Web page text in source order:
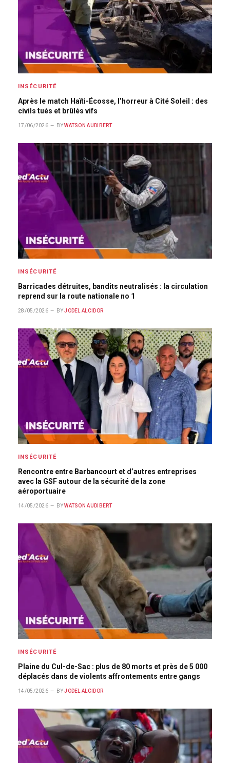
INSÉCURITÉ
Après le match Haïti-Écosse, l’horreur à Cité Soleil : des
civils tués et brûlés vifs
17/06/2026 BY WATSON AUDIBERT
INSÉCURITÉ
Barricades détruites, bandits neutralisés : la circulation
reprend sur la route nationale no 1
28/05/2026 BY JODEL ALCIDOR
INSÉCURITÉ
Rencontre entre Barbancourt et d’autres entreprises
avec la GSF autour de la sécurité de la zone
aéroportuaire
14/05/2026 BY WATSON AUDIBERT
INSÉCURITÉ
Plaine du Cul-de-Sac : plus de 80 morts et près de 5 000
déplacés dans de violents affrontements entre gangs
14/05/2026 BY JODEL ALCIDOR